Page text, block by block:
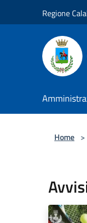
Regione
Home >